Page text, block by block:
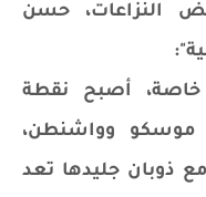
النزاعات، حسن
أصبح نقطة
موسكو وواشنطن،
ذوبان جليدها تعد